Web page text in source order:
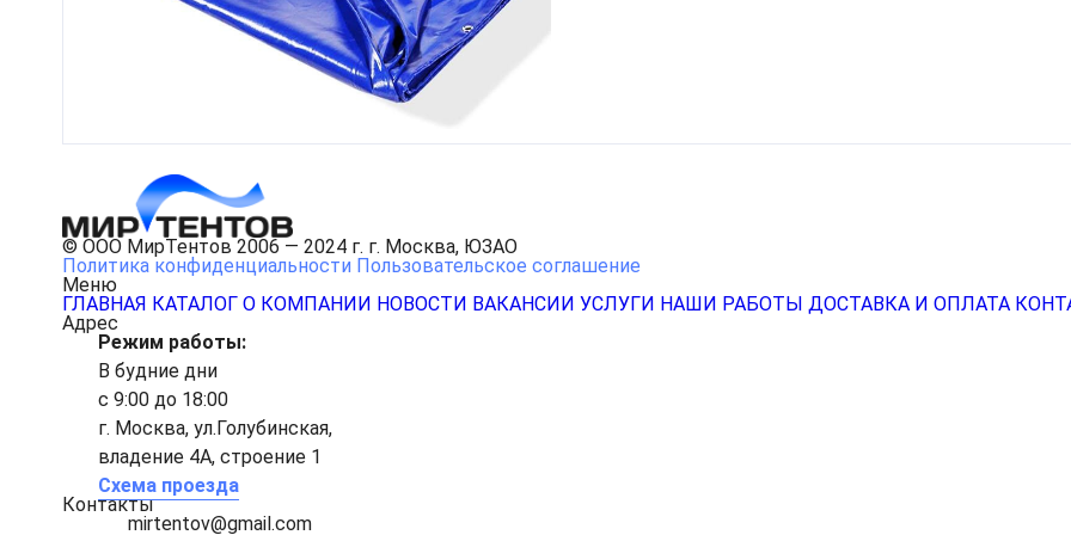
© ООО МирТентов 2006 — 2024 г. г. Москва, ЮЗАО
Политика конфиденциальности Пользовательское соглашение
Меню
ГЛАВНАЯ КАТАЛОГ О КОМПАНИИ НОВОСТИ ВАКАНСИИ УСЛУГИ НАШИ РАБОТЫ ДОСТАВКА И ОПЛАТА
Адрес
Режим работы:
В будние дни
с 9:00 до 18:00
г. Москва, ул.Голубинская,
владение 4А, строение 1
Схема проезда
Контакты
mirtentov@gmail.com